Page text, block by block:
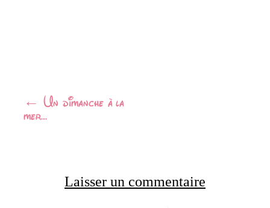
Navigation
Article
← Un dimanche à la
mer…
Laisser un commentaire